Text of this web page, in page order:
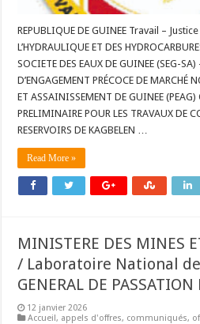
REPUBLIQUE DE GUINEE Travail –
L’HYDRAULIQUE ET DES
SOCIETE DES EAUX DE GUINEE
D’ENGAGEMENT PRÉCOCE DE MARCHÉ
ET ASSAINISSEMENT DE GUINEE
PRELIMINAIRE POUR LES TRAVAUX DE
RESERVOIRS DE KAGBELEN …
Read More »
MINISTERE DES MINES
/ Laboratoire National de
GENERAL DE PASSATION
12 janvier 2026
Accueil, appels d'offres, communiqués,